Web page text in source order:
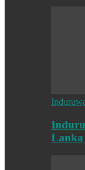
Lanka